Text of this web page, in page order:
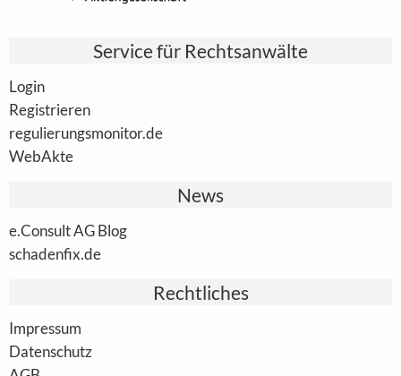
Service für Rechtsanwälte
Login
Registrieren
regulierungsmonitor.de
WebAkte
News
e.Consult AG Blog
schadenfix.de
Rechtliches
Impressum
Datenschutz